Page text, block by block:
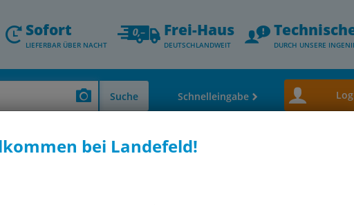
bei Landefeld!
Sofort
LIEFERBAR ÜBER NACHT
Frei-Haus
DEUTSCHLANDWEIT DURCH UNSERE
Suche Schnelleingabe